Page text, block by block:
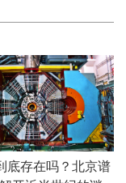
底存在吗？北京谱